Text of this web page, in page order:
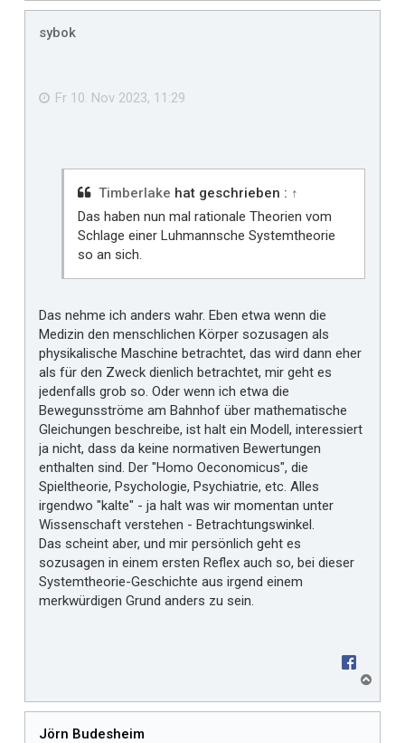
c
sybok
Fr 10. Nov 2023, 11:29
Timberlake hat geschrieben : ↑
Das haben nun mal rationale Theorien vom
Schlage einer Luhmannsche Systemtheorie
so an sich.
Das nehme ich anders wahr. Eben etwa wenn die
Medizin den menschlichen Körper sozusagen als
physikalische Maschine betrachtet, das wird dann eher
als für den Zweck dienlich betrachtet, mir geht es
jedenfalls grob so. Oder wenn ich etwa die
Bewegunsströme am Bahnhof über mathematische
Gleichungen beschreibe, ist halt ein Modell, interessiert
ja nicht, dass da keine normativen Bewertungen
enthalten sind. Der "Homo Oeconomicus", die
Spieltheorie, Psychologie, Psychiatrie, etc. Alles
irgendwo "kalte" - ja halt was wir momentan unter
Wissenschaft verstehen - Betrachtungswinkel.
Das scheint aber, und mir persönlich geht es
sozusagen in einem ersten Reflex auch so, bei dieser
Systemtheorie-Geschichte aus irgend einem
merkwürdigen Grund anders zu sein.
c
Jörn Budesheim